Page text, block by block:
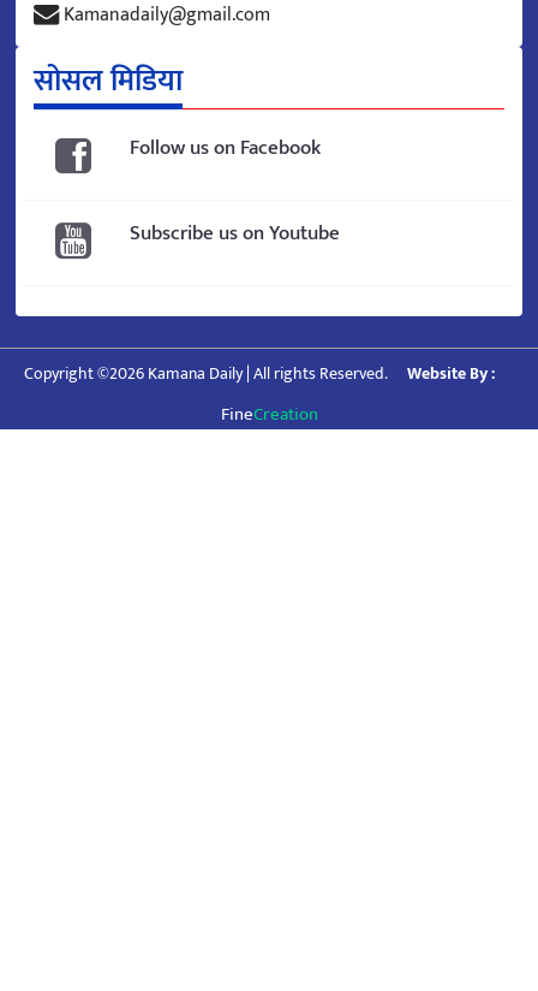
Kamanadaily@gmail.com
सोसल मिडिया
Follow us on Facebook
Subscribe us on Youtube
Copyright ©2026 Kamana Daily | All rights Reserved. Website By :
FineCreation